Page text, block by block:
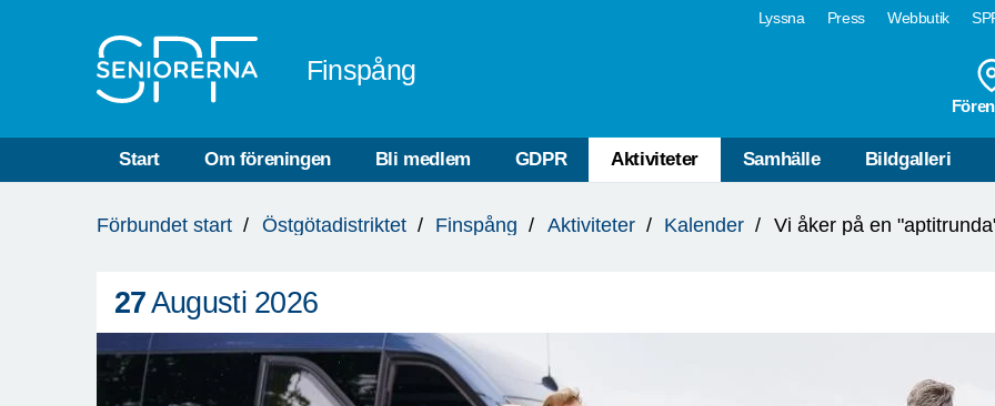
Lyssna Press Webbutik
Finspång
Start Om föreningen Bli medlem GDPR Aktiviteter Samhälle Bildgalleri
är
Förbundet start Östgötadistriktet Finspång Aktiviteter Kalender
27Augusti 2026